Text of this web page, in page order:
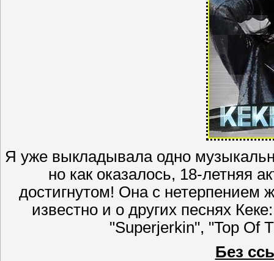
Я уже выкладывала одно
но как оказалось, 18-летняя
достигнутом! Она с нетерпением
известно и о других песнях
"Superjerkin", "Top Of
Без